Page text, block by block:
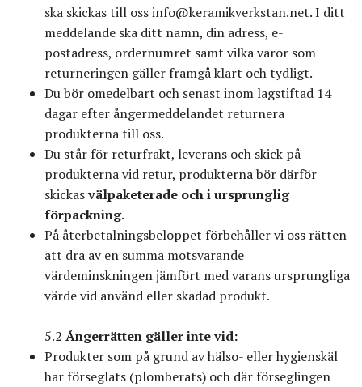
ska skickas till ossinfo@keramikverkstan.net. I ditt
meddelande ska ditt namn, din adress, e-
postadress, ordernumret samt vilka varor som
returneringen gäller framgå klart och tydligt.
Du bör omedelbart och senast inom lagstiftad 14
dagar efter ångermeddelandet returnera
produkterna till oss.
Du står för returfrakt, leverans och skick på
produkterna vid retur, produkterna bör därför
skickasvälpaketerade och i ursprunglig
förpackning.
På återbetalningsbeloppet förbehåller vi oss rätten
att dra av en summa motsvarande
värdeminskningen jämfört med varans ursprungliga
värde vid använd eller skadad produkt.
5.2 Ångerrätten gäller inte vid:
Produkter som på grund av hälso- eller hygienskäl
har förseglats (plomberats) och där förseglingen